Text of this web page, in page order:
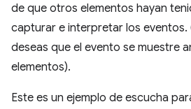
de que otros elementos hayan
capturar e interpretar los eventos.
deseas que el evento se muestre
elementos).
Este es un ejemplo de escucha